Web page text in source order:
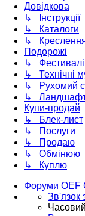
Довідкова
↳ Інструкції
↳ Каталоги
↳
Подорожі
↳
↳ Технічні
↳ Рухомий
↳ Ландшафт
Купи-продай
↳ Блек-лист
↳ Послуги
↳ Продаю
↳ Обмінюю
↳ Куплю
Форуми OEF
Зв'язок